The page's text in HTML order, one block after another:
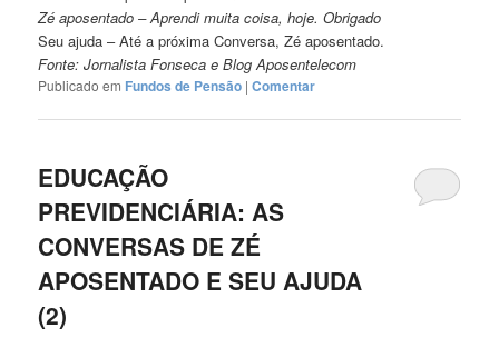
Zé aposentado – Aprendi muita coisa, hoje. Obrigado
Seu ajuda – Até a próxima Conversa, Zé aposentado.
Fonte: Jornalista Fonseca e Blog Aposentelecom
Publicado em Fundos de Pensão |Comentar
EDUCAÇÃO
PREVIDENCIÁRIA: AS
CONVERSAS DE ZÉ
APOSENTADO E SEU AJUDA
(2)